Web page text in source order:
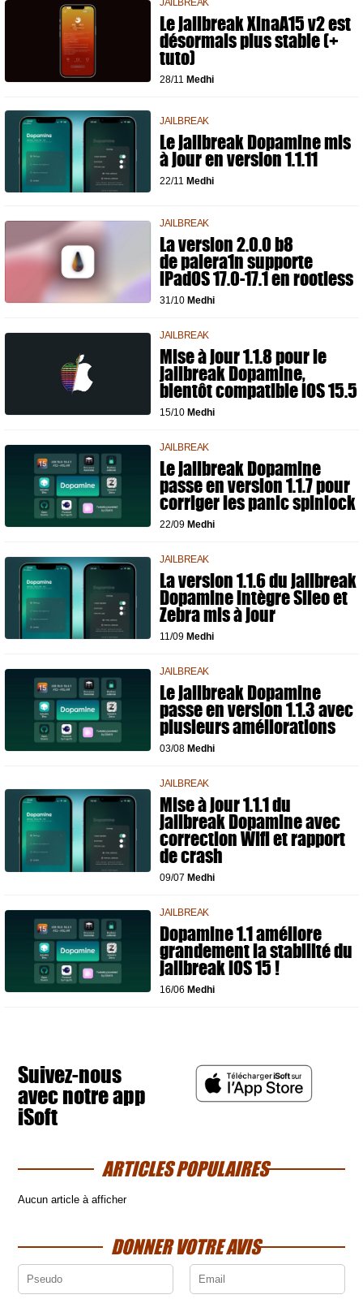
Le jailbreak XinaA15 v2 est
désormais plus stable (+
tuto)
28/11 Medhi
JAILBREAK
Le jailbreak Dopamine mis
à jour en version 1.1.11
22/11 Medhi
JAILBREAK
La version 2.0.0 b8
de palera1n supporte
iPadOS 17.0-17.1 en rootless
31/10 Medhi
JAILBREAK
Mise à jour 1.1.8 pour le
jailbreak Dopamine,
bientôt compatible iOS 15.5
15/10 Medhi
JAILBREAK
Le jailbreak Dopamine
passe en version 1.1.7 pour
corriger les panic spinlock
22/09 Medhi
JAILBREAK
La version 1.1.6 du jailbreak
Dopamine intègre Sileo et
Zebra mis à jour
11/09 Medhi
JAILBREAK
Le jailbreak Dopamine
passe en version 1.1.3 avec
plusieurs améliorations
03/08 Medhi
JAILBREAK
Mise à jour 1.1.1 du
jailbreak Dopamine avec
correction Wifi et rapport
de crash
09/07 Medhi
JAILBREAK
Dopamine 1.1 améliore
grandement la stabilité du
jailbreak iOS 15 !
16/06 Medhi
Suivez-nous
avec notre app
iSoft
ARTICLES POPULAIRES
Aucun article à afficher
DONNER VOTRE AVIS